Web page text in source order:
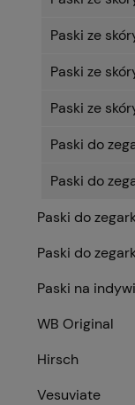
Paski ze
Paski ze
Paski ze
Paski do
Paski do
Paski do
Paski do
Paski na
WB Original
Hirsch
Vesuviate